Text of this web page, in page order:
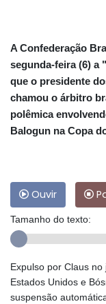
A Confederação
segunda-feira (6) a
que o presidente
chamou o árbitro
polêmica
Balogun na Copa
Ouvir
Tamanho do texto:
Expulso por Claus
Estados Unidos e
suspensão